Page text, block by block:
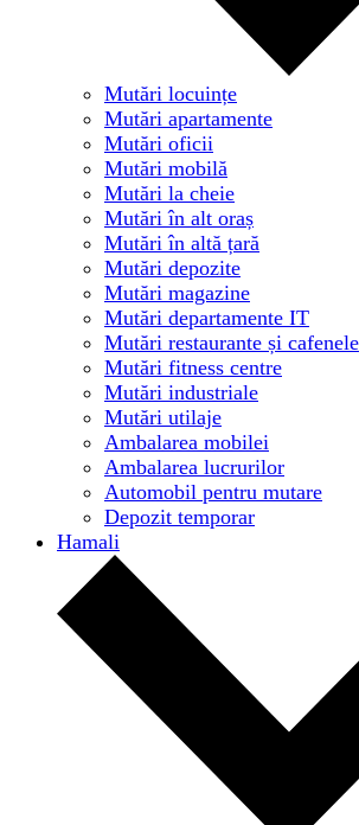
Mutări locuințe
Mutări apartamente
Mutări oficii
Mutări mobilă
Mutări la cheie
Mutări în alt oraș
Mutări în altă țară
Mutări depozite
Mutări magazine
Mutări departamente IT
Mutări restaurante și cafenele
Mutări fitness centre
Mutări industriale
Mutări utilaje
Ambalarea mobilei
Ambalarea lucrurilor
Automobil pentru mutare
Depozit temporar
Hamali